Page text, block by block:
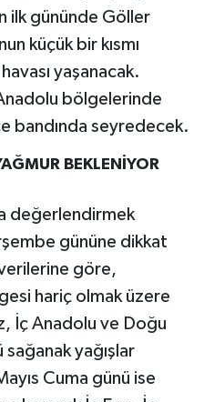
ilk gününde Göller
küçük bir kısmı
yaşanacak.
bölgelerinde
bandında seyredecek.
BEKLENİYOR
değerlendirmek
gününe dikkat
göre,
hariç olmak üzere
İç Anadolu ve Doğu
yağışlar
Cuma günü ise